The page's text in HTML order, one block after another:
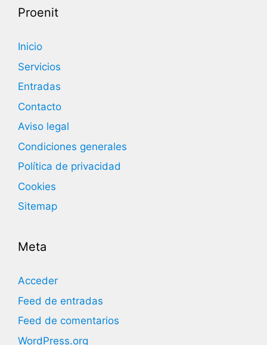
Proenit
Inicio
Servicios
Entradas
Contacto
Aviso legal
Condiciones generales
Política de privacidad
Cookies
Sitemap
Meta
Acceder
Feed de entradas
Feed de comentarios
WordPress.org